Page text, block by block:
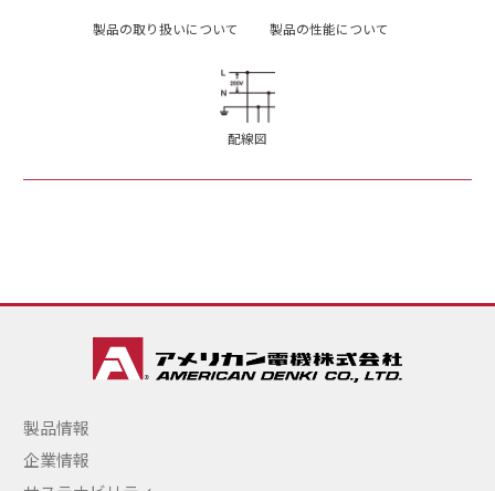
製品の取り扱いについて 製品の性能について
配線図
製品情報
企業情報